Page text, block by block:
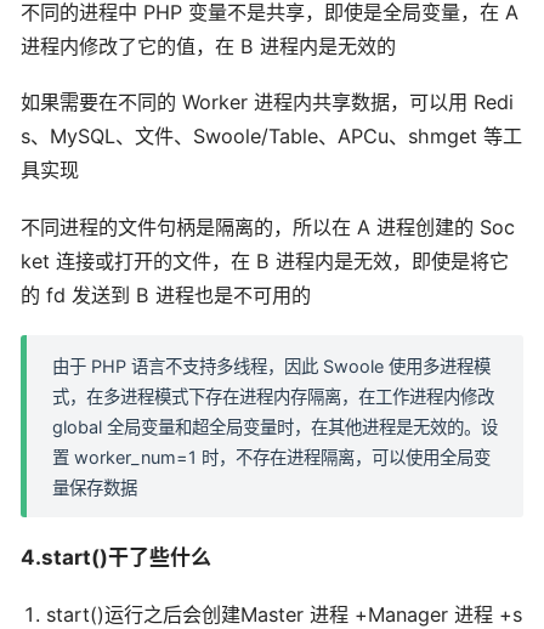
不同的进程中 PHP 变量不是共享，即使是全局变量，在 A
进程内修改了它的值，在 B 进程内是无效的
如果需要在不同的 Worker 进程内共享数据，可以用 Redi
s、MySQL、文件、Swoole/Table、APCu、shmget 等工
具实现
不同进程的文件句柄是隔离的，所以在 A 进程创建的 Soc
ket 连接或打开的文件，在 B 进程内是无效，即使是将它
的 fd 发送到 B 进程也是不可用的
由于 PHP 语言不支持多线程，因此 Swoole 使用多进程模
式，在多进程模式下存在进程内存隔离，在工作进程内修改
global 全局变量和超全局变量时，在其他进程是无效的。设
置 worker_num=1 时，不存在进程隔离，可以使用全局变
量保存数据
4.start()干了些什么
start()运行之后会创建Master 进程 +Manager 进程 +s